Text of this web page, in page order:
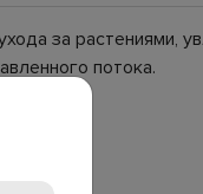
за растениями,
потока.